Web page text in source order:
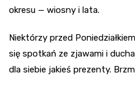
okresu — wiosny i lata.
Niektórzy przed
się spotkań ze zjawami i
dla siebie jakieś prezenty.